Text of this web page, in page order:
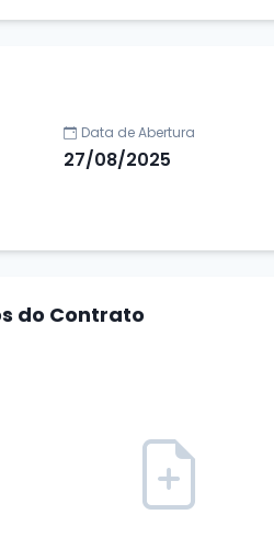
Data de Abertura
27/08/2025
do Contrato